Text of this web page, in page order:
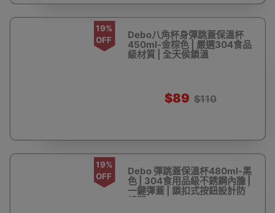
19%
OFF
Debo八角杯身彈跳蓋保溫杯
450ml-金棕色 | 嚴選304食品
級材質 | 全天侯鎖溫
$89 $110
19%
OFF
Debo 彈跳蓋保溫杯480ml-黑
色 | 304食用品級不銹鋼內膽 |
一鍵彈蓋 | 鎖扣式按鈕設計防
誤開